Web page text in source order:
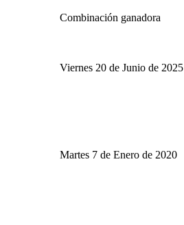
Combinación ganadora
Viernes 20 de Junio de 2025
Martes 7 de Enero de 2020